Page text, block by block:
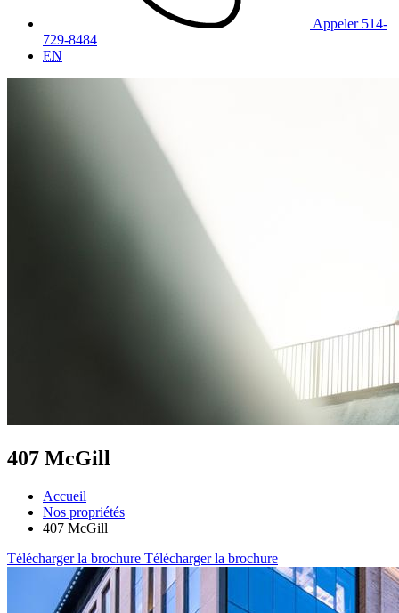
Appeler 514-
729-8484
EN
407 McGill
Accueil
Nos propriétés
407 McGill
Télécharger la brochure Télécharger la brochure